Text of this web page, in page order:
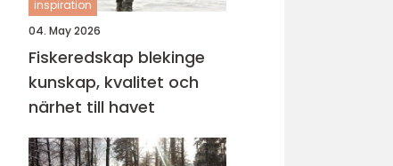
inspiration
04. May 2026
Fiskeredskap blekinge
kunskap, kvalitet och
närhet till havet